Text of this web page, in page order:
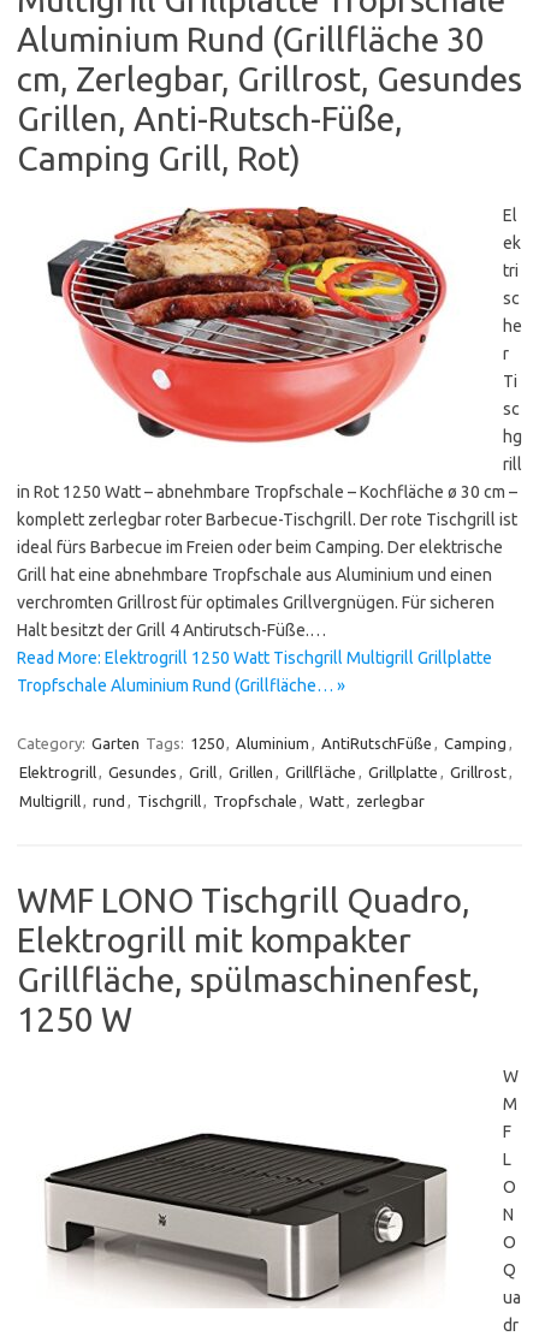
Aluminium Rund (Grillfläche 30
cm, Zerlegbar, Grillrost, Gesundes
Grillen, Anti-Rutsch-Füße,
Camping Grill, Rot)
El
ek
tri
sc
he
r
Ti
sc
hg
rill
in Rot 1250 Watt – abnehmbare Tropfschale – Kochfläche ø 30 cm –
komplett zerlegbar roter Barbecue-Tischgrill. Der rote Tischgrill ist
ideal fürs Barbecue im Freien oder beim Camping. Der elektrische
Grill hat eine abnehmbare Tropfschale aus Aluminium und einen
verchromten Grillrost für optimales Grillvergnügen. Für sicheren
Halt besitzt der Grill 4 Antirutsch-Füße.…
Read More: Elektrogrill 1250 Watt Tischgrill Multigrill Grillplatte
Tropfschale Aluminium Rund (Grillfläche… »
Category: Garten Tags: 1250, Aluminium , AntiRutschFüße , Camping ,
Elektrogrill, Gesundes , Grill, Grillen , Grillfläche , Grillplatte , Grillrost,
Multigrill, rund , Tischgrill, Tropfschale , Watt, zerlegbar
WMF LONO Tischgrill Quadro,
Elektrogrill mit kompakter
Grillfläche, spülmaschinenfest,
1250 W
W
M
F
L
O
N
O
Q
ua
dr